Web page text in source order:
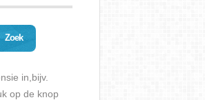
Zoek
in,bijv.
op de knop